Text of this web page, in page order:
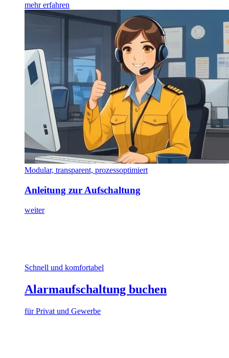
mehr erfahren
Modular, transparent, prozessoptimiert
Anleitung zur Aufschaltung
weiter
Schnell und komfortabel
Alarmaufschaltung buchen
für Privat und Gewerbe